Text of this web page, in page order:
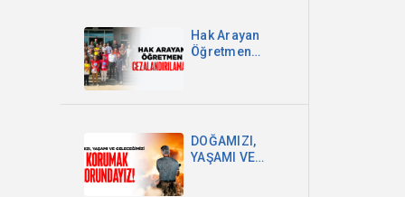
Hak Arayan
Öğretmen
DOĞAMIZI,
YAŞAMI VE